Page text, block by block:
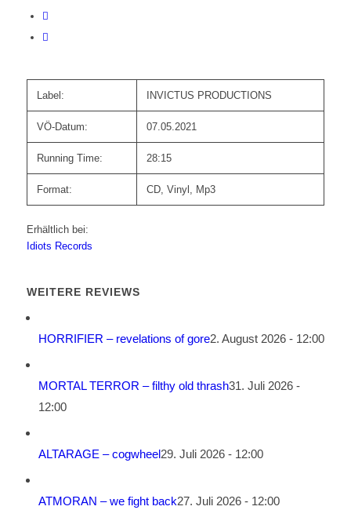
Label: INVICTUS PRODUCTIONS
VÖ-Datum: 07.05.2021
Running Time: 28:15
Format: CD, Vinyl, Mp3
Erhältlich bei:
Idiots Records
WEITERE REVIEWS
HORRIFIER – revelations of gore2. August 2026 - 12:00
MORTAL TERROR – filthy old thrash31. Juli 2026 -
12:00
ALTARAGE – cogwheel29. Juli 2026 - 12:00
ATMORAN – we fight back27. Juli 2026 - 12:00